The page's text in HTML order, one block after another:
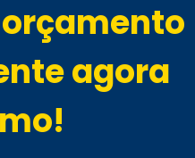
agora